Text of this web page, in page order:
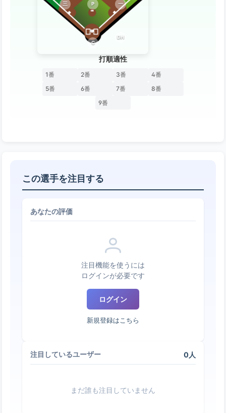
P
C
一
三
DH
打順適性
1番 2番 3番
4番
5番
6番 7番
8番
9番
この選手を注目する
あなたの評価
注目機能を使うには
ログインが必要です
ログイン
新規登録はこちら
注目しているユーザー 0人
まだ誰も注目していません